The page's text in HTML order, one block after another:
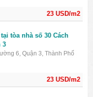
23 USD/m2
23 USD/m2
tòa nhà số 30 Cách
3
6, Quận 3, Thành Phố